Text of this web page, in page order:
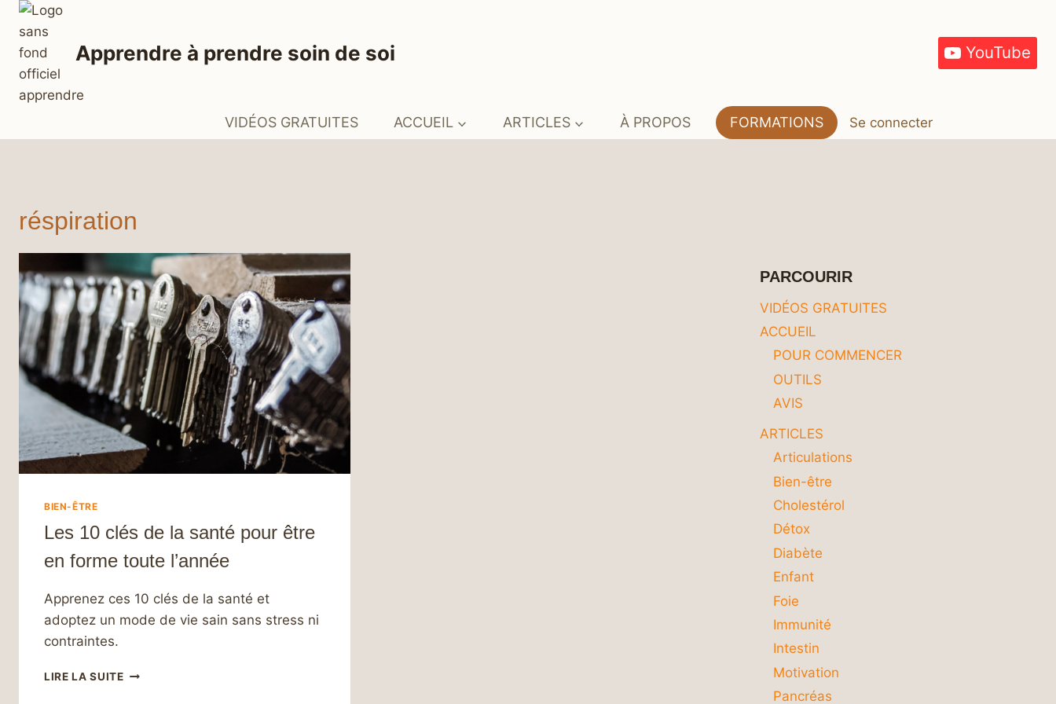
Aller
contenu
Apprendre à prendre soin de soi YouTube
VIDÉOS GRATUITES ACCUEIL ARTICLES À PROPOS FORMATIONS Se connecter
réspiration
BIEN-ÊTRE
Les 10 clés de la santé pour être
en forme toute l’année
Apprenez ces 10 clés de la santé et
adoptez un mode de vie sain sans stress ni
contraintes.
LIRE LA SUITELES
PARCOURIR
VIDÉOS GRATUITES
ACCUEIL
POUR COMMENCER
OUTILS
AVIS
ARTICLES
Articulations
Bien-être
Cholestérol
Détox
Diabète
Enfant
Foie
Immunité
Intestin
Motivation
Pancréas